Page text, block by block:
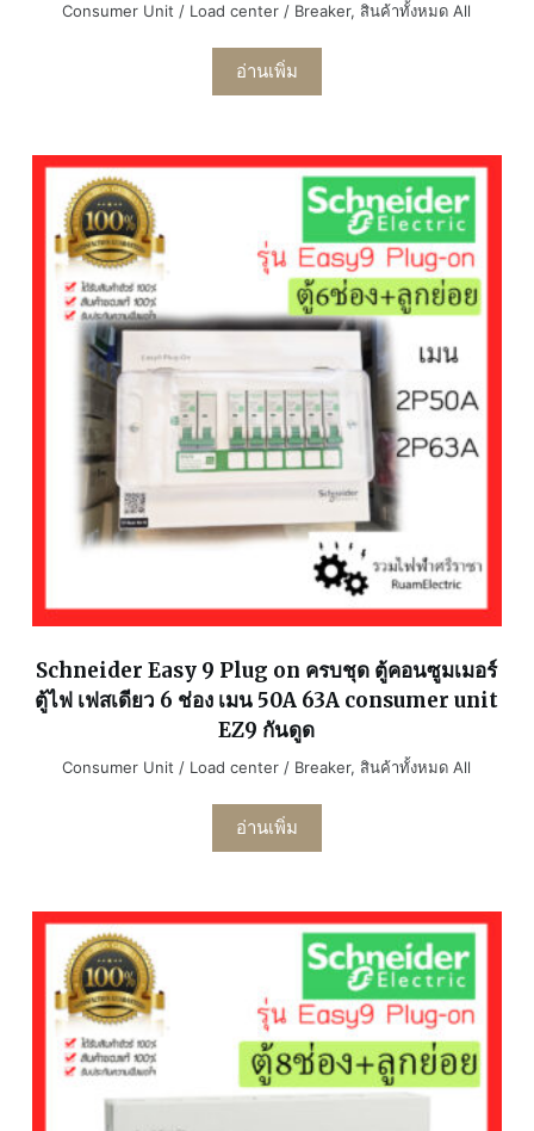
Consumer Unit / Load center / Breaker, สินค้าทั้งหมด All
อ่านเพิ่ม
Schneider Easy 9 Plug on ครบชุด ตู้คอนซูมเมอร์
ตู้ไฟ เฟสเดียว 6 ช่อง เมน 50A 63A consumer unit
EZ9 กันดูด
Consumer Unit / Load center / Breaker, สินค้าทั้งหมด All
อ่านเพิ่ม